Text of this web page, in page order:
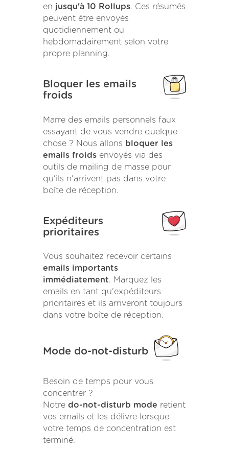
en jusqu'à 10 Rollups. Ces résumés
peuvent être envoyés
quotidiennement ou
hebdomadairement selon votre
propre planning.
Bloquer les emails
froids
Marre des emails personnels faux
essayant de vous vendre quelque
chose ? Nous allons bloquer les
emails froids envoyés via des
outils de mailing de masse pour
qu'ils n'arrivent pas dans votre
boîte de réception.
Expéditeurs
prioritaires
Vous souhaitez recevoir certains
emails importants
immédiatement. Marquez les
emails en tant qu'expéditeurs
prioritaires et ils arriveront toujours
dans votre boîte de réception.
Mode do-not-disturb
Besoin de temps pour vous
concentrer ?
Notre do-not-disturb mode retient
vos emails et les délivre lorsque
votre temps de concentration est
terminé.